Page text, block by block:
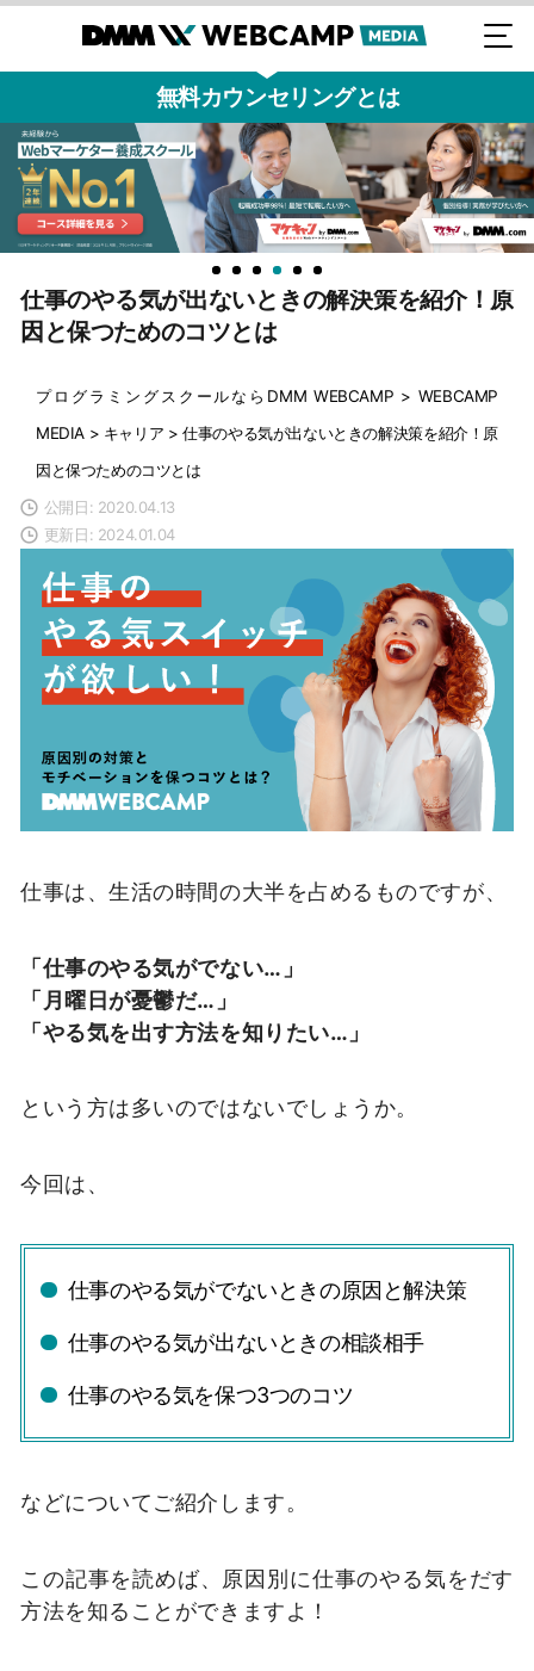
無料カウンセリングとは
仕事のやる気が出ないときの解決策を紹介！原
因と保つためのコツとは
プログラミングスクールならDMM WEBCAMP > WEBCAMP
MEDIA > キャリア >仕事のやる気が出ないときの解決策を紹介！原
因と保つためのコツとは
公開日: 2020.04.13
更新日: 2024.01.04
仕事は、生活の時間の大半を占めるものですが、
「仕事のやる気がでない…」
「月曜日が憂鬱だ…」
「やる気を出す方法を知りたい…」
という方は多いのではないでしょうか。
今回は、
仕事のやる気がでないときの原因と解決策
仕事のやる気が出ないときの相談相手
仕事のやる気を保つ3つのコツ
などについてご紹介します。
この記事を読めば、原因別に仕事のやる気をだす
方法を知ることができますよ！